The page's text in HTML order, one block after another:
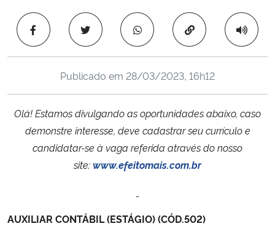
Ministério da Cidadania
Ministério da Ciência, Tecnologia, Inovações e Comunicações
Ministério do Meio Ambiente
Copiar para área
Publicado em 28/03/2023, 16h12
Olá! Estamos divulgando as oportunidades abaixo, caso
demonstre interesse, deve cadastrar seu currículo e
candidatar-se à vaga referida através do nosso
site:www.efeitomais.com.br
AUXILIAR CONTÁBIL (ESTÁGIO) (CÓD.502)